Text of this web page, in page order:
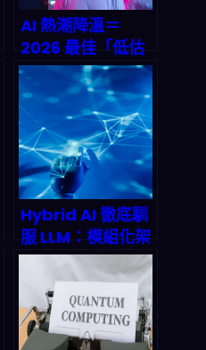
AI 熱潮降溫＝
2026 最佳「低估
值買入」窗口？你
該怎麼判斷才不會
接到接手盤
Hybrid AI 徹底馴
服 LLM：模組化架
構如何終結大型語
言模型的幻覺亂象